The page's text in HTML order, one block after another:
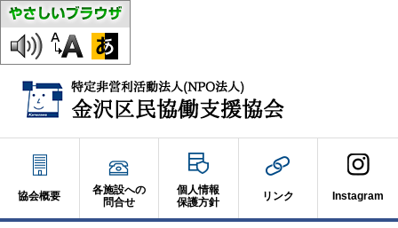
協会概要
各施設への
問合せ
個人情報
保護方針
リンク Instagram